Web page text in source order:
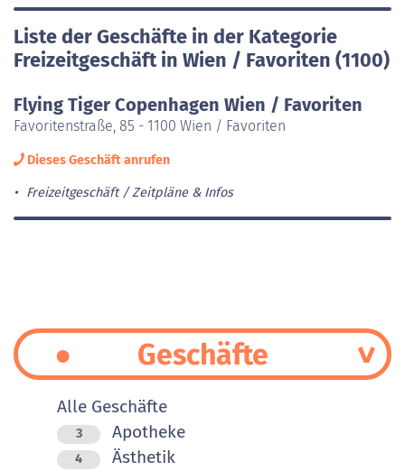
Liste der Geschäfte in der Kategorie
Freizeitgeschäft in Wien / Favoriten (1100)
Flying Tiger Copenhagen Wien / Favoriten
Favoritenstraße, 85 - 1100 Wien / Favoriten
Dieses Geschäft anrufen
Freizeitgeschäft Zeitpläne & Infos
Geschäfte
Alle Geschäfte
3 Apotheke
4 Ästhetik